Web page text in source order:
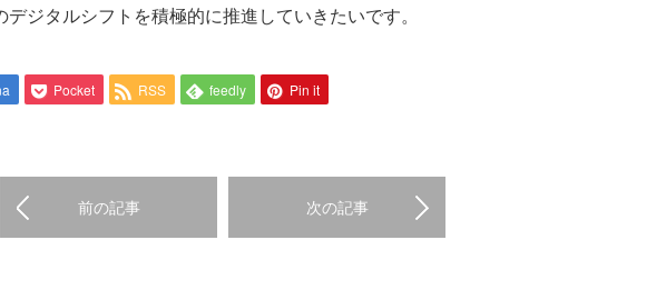
ジタルシフトを積極的に推進していきたいです。
Pocket RSS feedly Pin it
前の記事 次の記事